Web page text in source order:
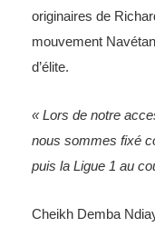
originaires de
mouvement
d’élite.
« Lors de notre
nous sommes fixé
puis la Ligue 1 au
Cheikh Demba